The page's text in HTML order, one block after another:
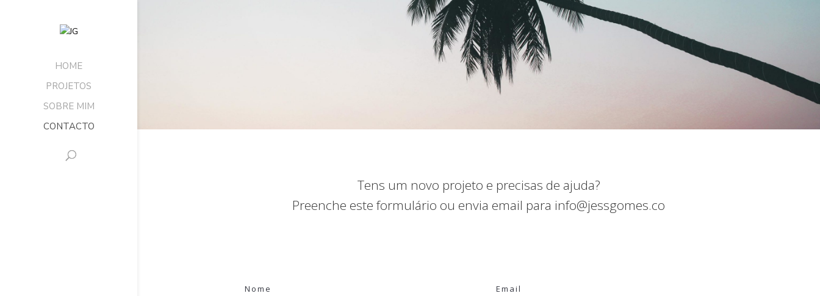
HOME
PROJETOS
SOBRE MIM
CONTACTO
Tens um novo projeto e precisas de ajuda?
Preenche este formulário ou envia email para info@jessgomes.co